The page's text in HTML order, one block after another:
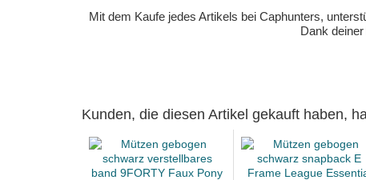
Mit dem Kaufe jedes Artikels bei Caphunters,
Dank
Kunden, die diesen Artikel gekauft haben,